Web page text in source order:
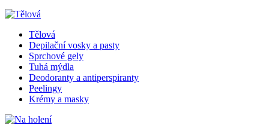
Tělová
Depilační vosky a pasty
Sprchové gely
Tuhá mýdla
Deodoranty a antiperspiranty
Peelingy
Krémy a masky